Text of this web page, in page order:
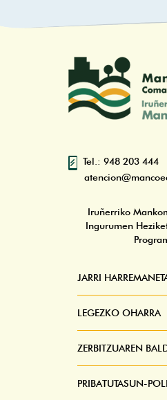
Tel.: 948 203 444
Iruñerriko
Ingurumen
Pie
Menú
JARRI
LEGEZKO OHARRA
ZERBITZUAREN
PRIBATUTASUN-